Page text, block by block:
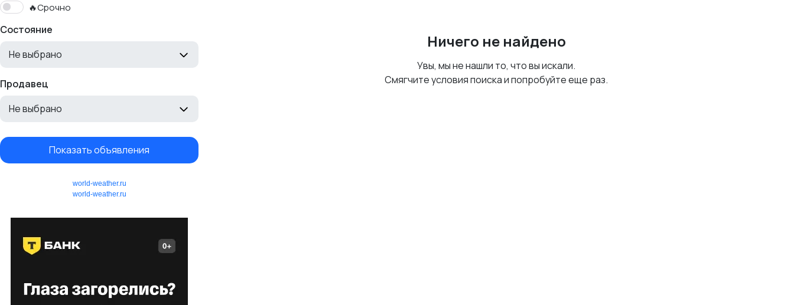
🔥Срочно
Состояние
Не выбрано
Продавец
Не выбрано
Показать объявления
world-weather.ru
world-weather.ru
Ничего не найдено
Увы, мы не нашли то, что вы искали.
Смягчите условия поиска и попробуйте еще раз.